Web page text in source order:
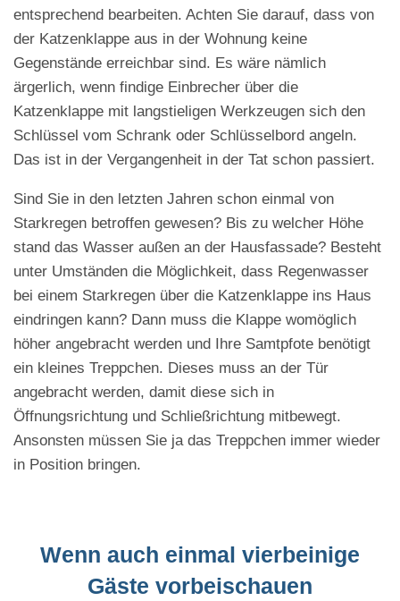
entsprechend bearbeiten. Achten Sie darauf, dass von
der Katzenklappe aus in der Wohnung keine
Gegenstände erreichbar sind. Es wäre nämlich
ärgerlich, wenn findige Einbrecher über die
Katzenklappe mit langstieligen Werkzeugen sich den
Schlüssel vom Schrank oder Schlüsselbord angeln.
Das ist in der Vergangenheit in der Tat schon passiert.
Sind Sie in den letzten Jahren schon einmal von
Starkregen betroffen gewesen? Bis zu welcher Höhe
stand das Wasser außen an der Hausfassade? Besteht
unter Umständen die Möglichkeit, dass Regenwasser
bei einem Starkregen über die Katzenklappe ins Haus
eindringen kann? Dann muss die Klappe womöglich
höher angebracht werden und Ihre Samtpfote benötigt
ein kleines Treppchen. Dieses muss an der Tür
angebracht werden, damit diese sich in
Öffnungsrichtung und Schließrichtung mitbewegt.
Ansonsten müssen Sie ja das Treppchen immer wieder
in Position bringen.
Wenn auch einmal vierbeinige
Gäste vorbeischauen